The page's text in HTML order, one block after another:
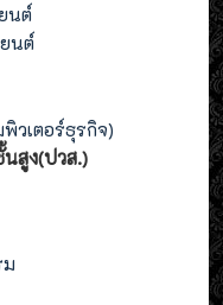
นต์
นต์
วเตอร์ธุรกิจ)
สูง(ปวส.)
ม